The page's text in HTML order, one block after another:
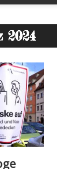
2024